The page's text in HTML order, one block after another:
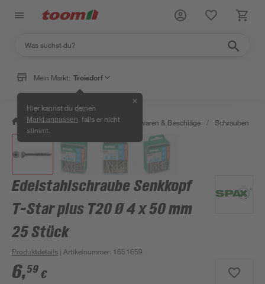
Mein Markt: Troisdorf
Hier kannst du deinen
Markt anpassen , falls er nicht
stimmt.
✕
/ Werkstatt & Maschinen / Eisenwaren & Beschläge / Schrauben
Edelstahlschraube Senkkopf
T-Star plus T20 Ø 4 x 50 mm
25 Stück
Produktdetails | Artikelnummer: 1651659
6,59 €